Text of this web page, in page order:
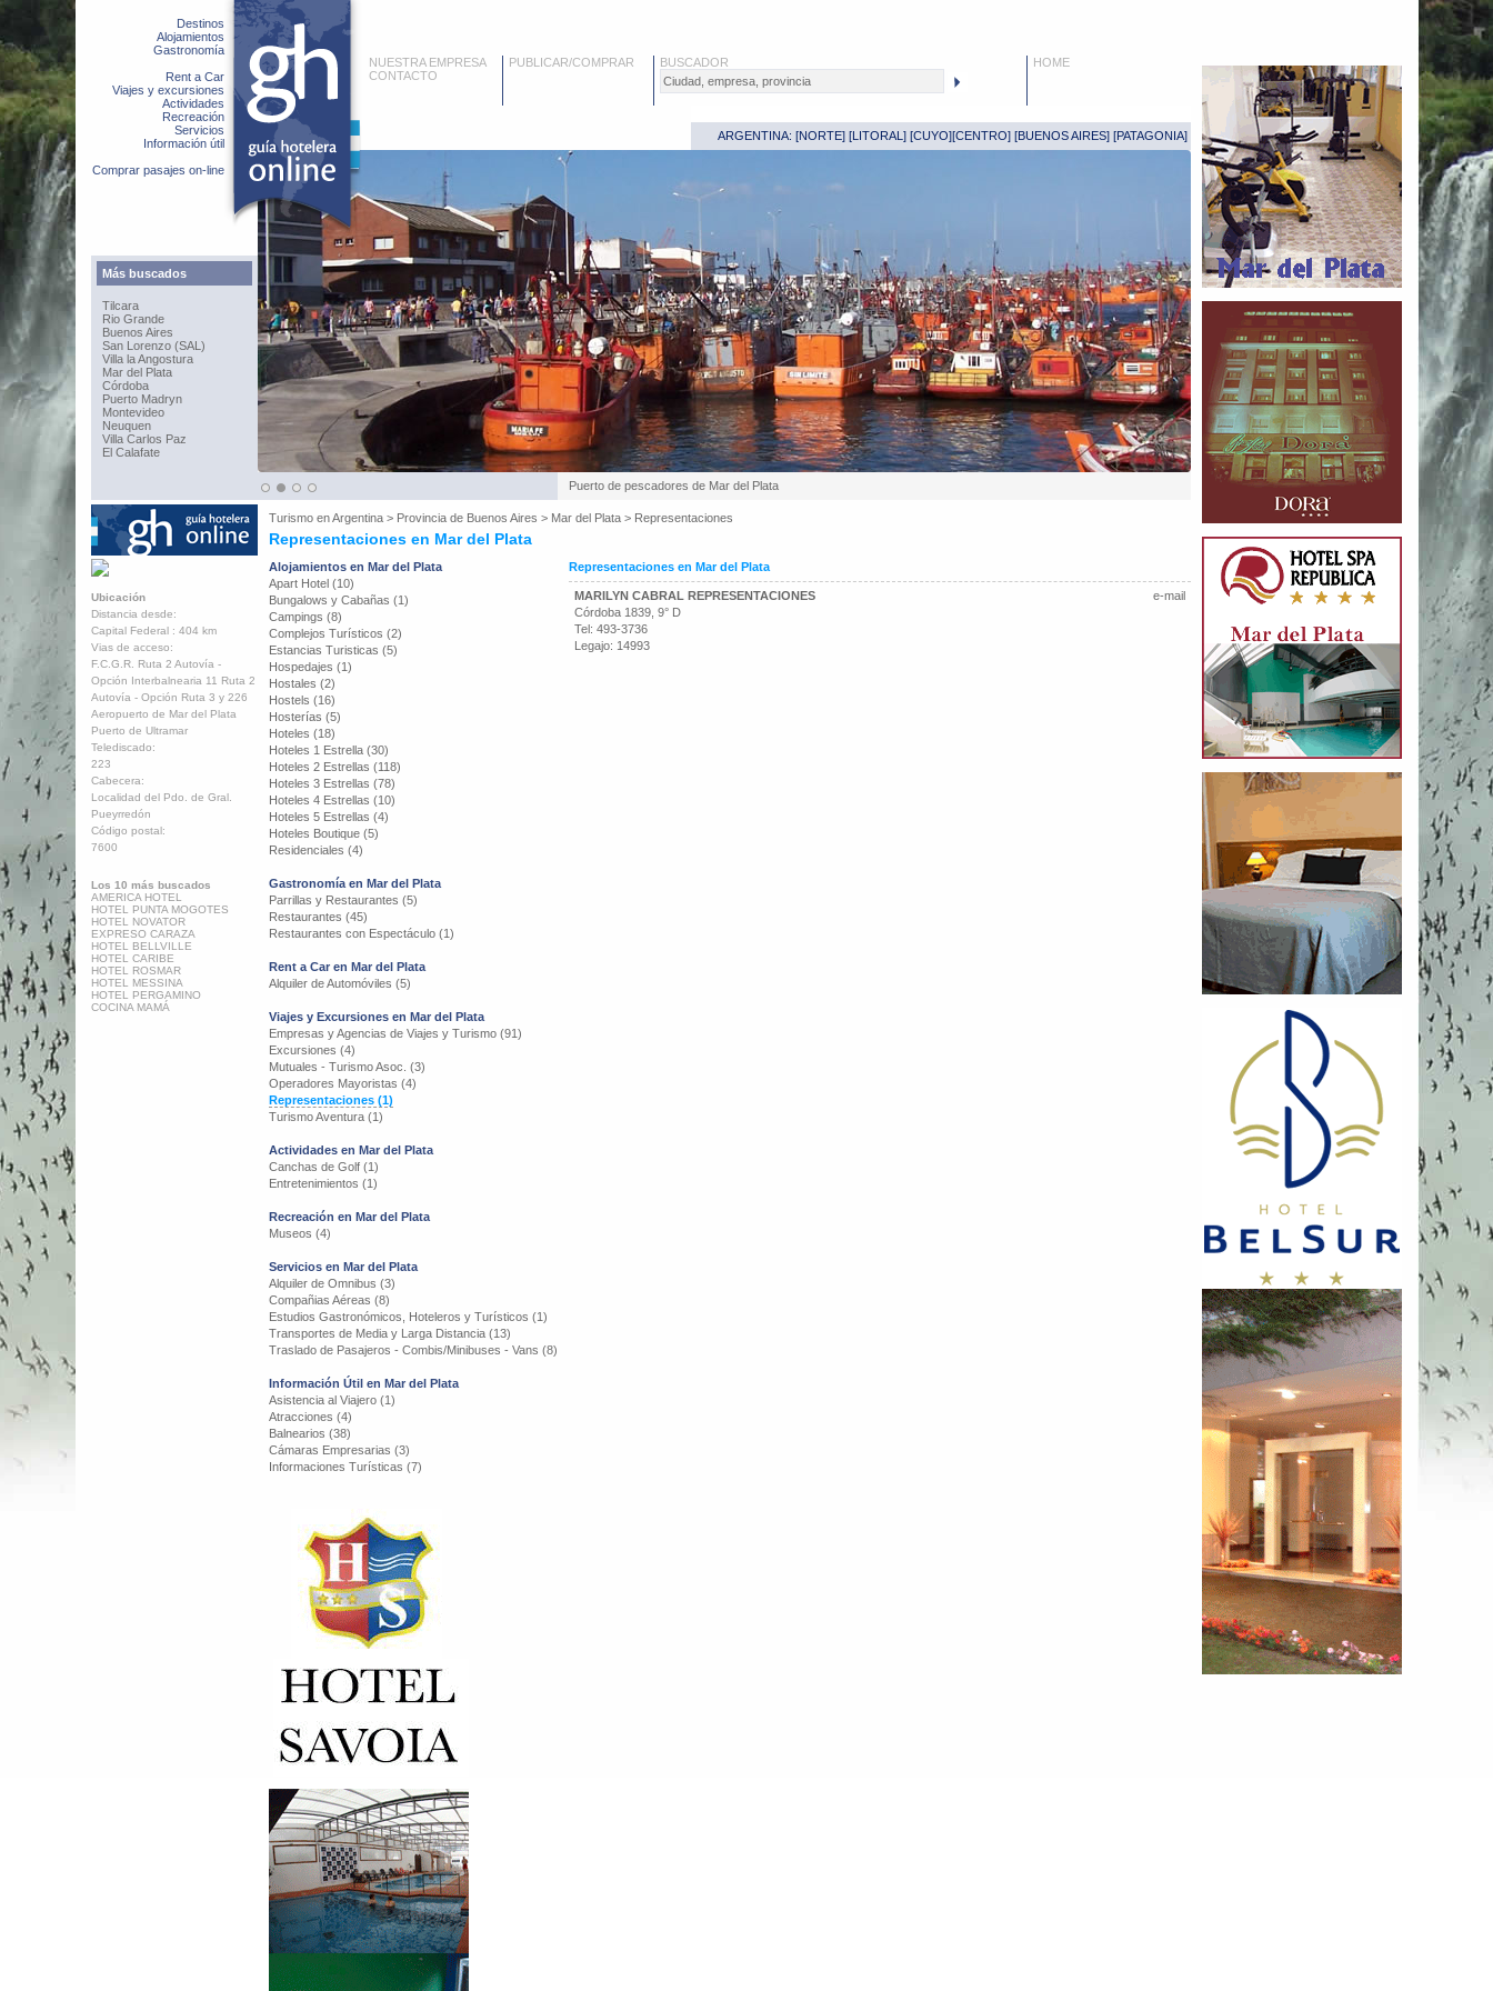
Destinos
Alojamientos
Gastronomía
Rent a Car
Viajes y excursiones
Actividades
Recreación
Servicios
Información útil
Comprar pasajes on-line
Más buscados
Tilcara
Rio Grande
Buenos Aires
San Lorenzo (SAL)
Villa la Angostura
Mar del Plata
Córdoba
Puerto Madryn
Montevideo
Neuquen
Villa Carlos Paz
El Calafate
NUESTRA EMPRESA
CONTACTO
PUBLICAR/COMPRAR BUSCADOR HOME
ARGENTINA: [NORTE] [LITORAL ] [CUYO][CENTRO] [BUENOS AIRES] [PATAGONIA]
Puerto de pescadores de Mar del Plata
Turismo enArgentina > Provincia de Buenos Aires > Mar del Plata > Representaciones
Representaciones en Mar del Plata
Ubicación
Distancia desde:
Capital Federal : 404 km
Vias de acceso:
F.C.G.R. Ruta 2 Autovía -
Opción Interbalnearia 11 Ruta 2
Autovía - Opción Ruta 3 y 226
Aeropuerto de Mar del Plata
Puerto de Ultramar
Telediscado:
223
Cabecera:
Localidad del Pdo. de Gral.
Pueyrredón
Código postal:
7600
Los 10 más buscados
AMERICA HOTEL
HOTEL PUNTA MOGOTES
HOTEL NOVATOR
EXPRESO CARAZA
HOTEL BELLVILLE
HOTEL CARIBE
HOTEL ROSMAR
HOTEL MESSINA
HOTEL PERGAMINO
COCINA MAMÁ
Alojamientos en Mar del Plata
Apart Hotel (10)
Bungalows y Cabañas (1)
Campings (8)
Complejos Turísticos (2)
Estancias Turisticas (5)
Hospedajes (1)
Hostales (2)
Hostels (16)
Hosterías (5)
Hoteles (18)
Hoteles 1 Estrella (30)
Hoteles 2 Estrellas (118)
Hoteles 3 Estrellas (78)
Hoteles 4 Estrellas (10)
Hoteles 5 Estrellas (4)
Hoteles Boutique (5)
Residenciales (4)
Gastronomía en Mar del Plata
Parrillas y Restaurantes (5)
Restaurantes (45)
Restaurantes con Espectáculo (1)
Rent a Car en Mar del Plata
Alquiler de Automóviles (5)
Viajes y Excursiones en Mar del Plata
Empresas y Agencias de Viajes y Turismo (91)
Excursiones (4)
Mutuales - Turismo Asoc. (3)
Operadores Mayoristas (4)
Representaciones (1)
Turismo Aventura (1)
Actividades en Mar del Plata
Canchas de Golf (1)
Entretenimientos (1)
Recreación en Mar del Plata
Museos (4)
Servicios en Mar del Plata
Alquiler de Omnibus (3)
Compañias Aéreas (8)
Estudios Gastronómicos, Hoteleros y Turísticos (1)
Transportes de Media y Larga Distancia (13)
Traslado de Pasajeros - Combis/Minibuses - Vans (8)
Información Útil en Mar del Plata
Asistencia al Viajero (1)
Atracciones (4)
Balnearios (38)
Cámaras Empresarias (3)
Informaciones Turísticas (7)
Representaciones en Mar del Plata
e-mail
MARILYN CABRAL REPRESENTACIONES
Córdoba 1839, 9° D
Tel: 493-3736
Legajo: 14993